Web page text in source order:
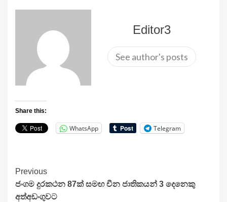
Editor3
See author's posts
Share this:
WhatsApp Telegram
Continue
Reading
Previous
ජංගම දුරකථන 87ක් සමඟ චීන ජාතිකයන් 3 දෙනෙකු
අත්අඩංගුවට